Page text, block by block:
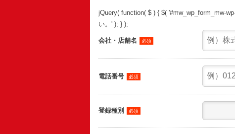
jQuery( function( $ ) { $( '#mw_wp_form_mw-wp-form-180 select option[value=""]' ) .html( '選択してくださ
い。' ); } );
会社・店舗名 必須
電話番号 必須
登録種別 必須